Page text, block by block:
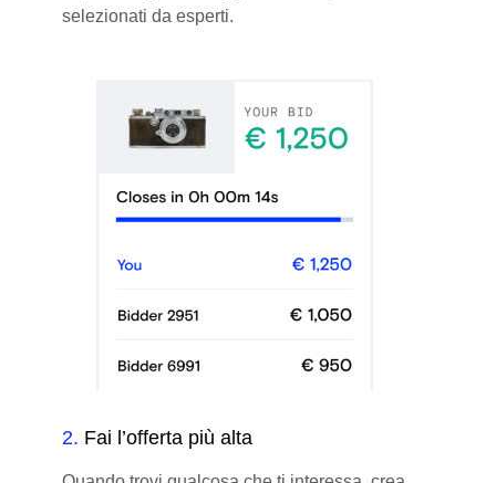
selezionati da esperti.
2. Fai l’offerta più alta